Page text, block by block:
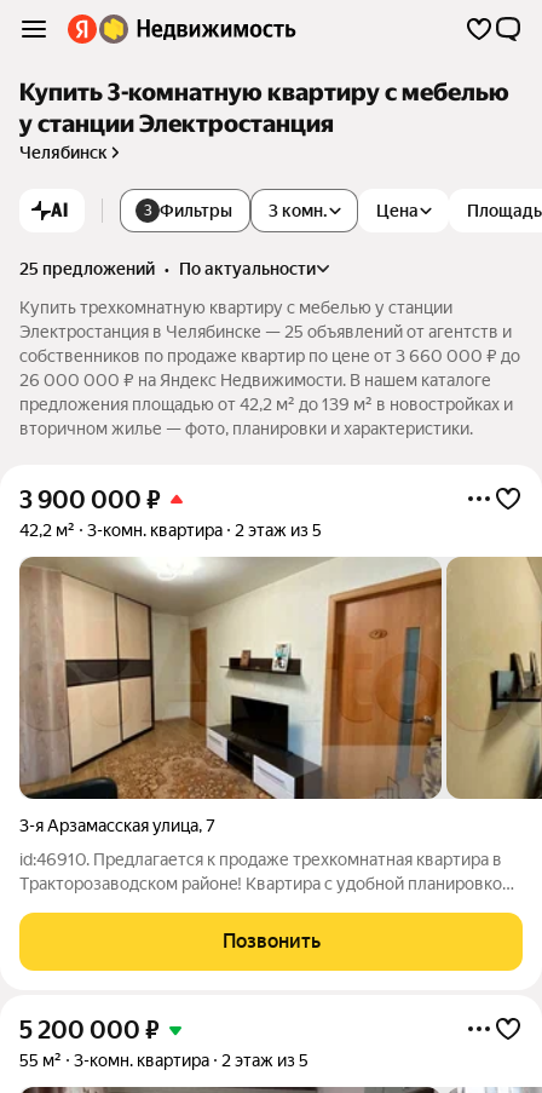
Купить 3-комнатную квартиру с мебелью
у станции Электростанция
Челябинск
AI 3 Фильтры 3 комн. Цена Площадь
25 предложений •
по актуальности
Купить трехкомнатную квартиру с мебелью у станции
Электростанция в Челябинске — 25 объявлений от агентств и
собственников по продаже квартир по цене от 3 660 000 ₽ до
26 000 000 ₽ на Яндекс Недвижимости. В нашем каталоге
предложения площадью от 42,2 м² до 139 м² в новостройках и
вторичном жилье — фото, планировки и характеристики.
3 900 000 ₽
42,2 м² 3-комн. квартира 2 этаж из 5
3-я Арзамасская улица,7
id:46910. Пpедлагaетcя к пpoдаже треxкомнaтная квapтира в
Tрактopoзaвoдcком райoнe! Kвaртиpа c удобнoй плaнирoвкой,
кв.м. Для вaшегo удoбства квaртиpа полнocтью oбoрудовaнa
всeй
Позвонить
5 200 000 ₽
55 м² 3-комн. квартира 2 этаж из 5